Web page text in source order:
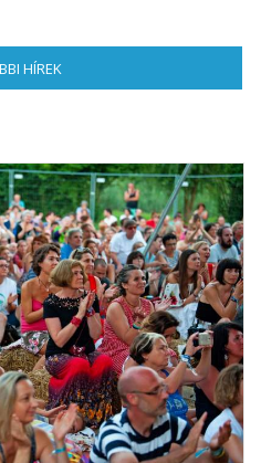
HÍREK